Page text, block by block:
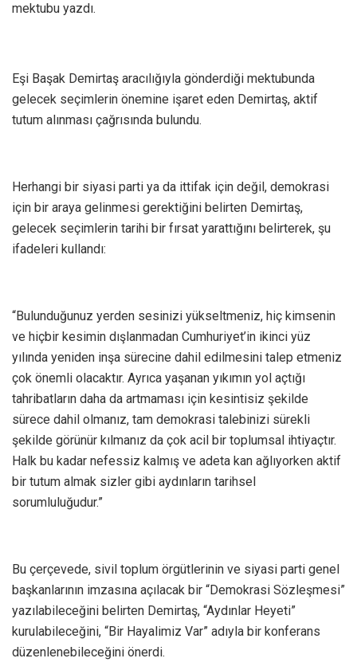
mektubu yazdı.
Eşi Başak Demirtaş aracılığıyla gönderdiği mektubunda
gelecek seçimlerin önemine işaret eden Demirtaş, aktif
tutum alınması çağrısında bulundu.
Herhangi bir siyasi parti ya da ittifak için değil, demokrasi
için bir araya gelinmesi gerektiğini belirten Demirtaş,
gelecek seçimlerin tarihi bir fırsat yarattığını belirterek, şu
ifadeleri kullandı:
“Bulunduğunuz yerden sesinizi yükseltmeniz, hiç kimsenin
ve hiçbir kesimin dışlanmadan Cumhuriyet’in ikinci yüz
yılında yeniden inşa sürecine dahil edilmesini talep etmeniz
çok önemli olacaktır. Ayrıca yaşanan yıkımın yol açtığı
tahribatların daha da artmaması için kesintisiz şekilde
sürece dahil olmanız, tam demokrasi talebinizi sürekli
şekilde görünür kılmanız da çok acil bir toplumsal ihtiyaçtır.
Halk bu kadar nefessiz kalmış ve adeta kan ağlıyorken aktif
bir tutum almak sizler gibi aydınların tarihsel
sorumluluğudur.”
Bu çerçevede, sivil toplum örgütlerinin ve siyasi parti genel
başkanlarının imzasına açılacak bir “Demokrasi Sözleşmesi”
yazılabileceğini belirten Demirtaş, “Aydınlar Heyeti”
kurulabileceğini, “Bir Hayalimiz Var” adıyla bir konferans
düzenlenebileceğini önerdi.